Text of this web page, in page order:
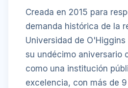
Creada en 2015 para
demanda histórica de la
Universidad de
su undécimo aniversario
como una institución
excelencia, con más de